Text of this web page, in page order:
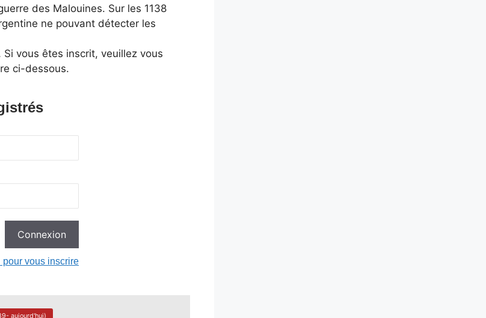
des Malouines. Sur les 1138
ne pouvant détecter les
Si vous êtes inscrit, veuillez vous
ci-dessous.
vous inscrire
aujourd'hui)